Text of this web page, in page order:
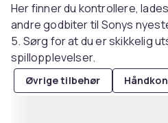
Her finner du kontrollere,
andre godbiter til Sonys
5. Sørg for at du er skikkelig
spillopplevelser.
Øvrige tilbehør